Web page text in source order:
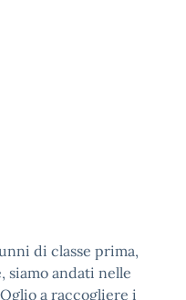
di classe prima,
siamo andati nelle
a raccogliere i